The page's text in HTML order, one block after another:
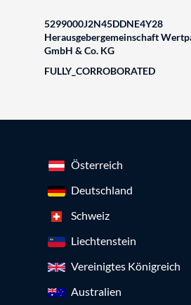
5299000J2N45DDNE4Y28
Herausgebergemeinschaft
GmbH & Co. KG
FULLY_CORROBORATED
Österreich
Deutschland
Schweiz
Liechtenstein
Vereinigtes Königreich
Australien